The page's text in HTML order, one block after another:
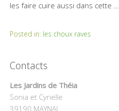
les faire cuire aussi dans cette …
Posted in: les choux raves
Contacts
Les Jardins de Théia
Sonia et Cyrielle
39190 MAYNAL